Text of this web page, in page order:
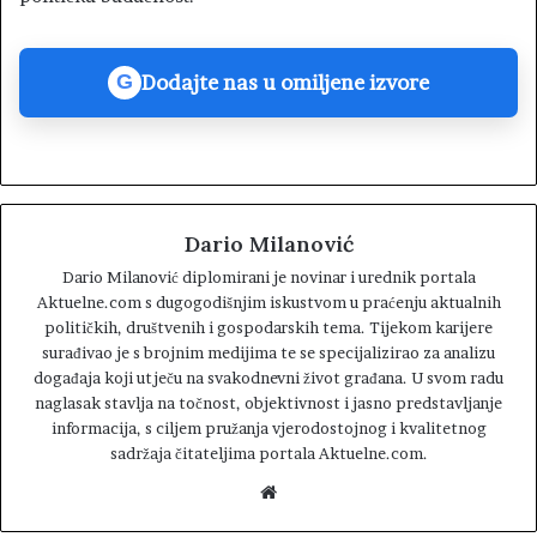
G Dodajte nas u omiljene izvore
Dario Milanović
Dario Milanović diplomirani je novinar i urednik portala
Aktuelne.com s dugogodišnjim iskustvom u praćenju aktualnih
političkih, društvenih i gospodarskih tema. Tijekom karijere
surađivao je s brojnim medijima te se specijalizirao za analizu
događaja koji utječu na svakodnevni život građana. U svom radu
naglasak stavlja na točnost, objektivnost i jasno predstavljanje
informacija, s ciljem pružanja vjerodostojnog i kvalitetnog
sadržaja čitateljima portala Aktuelne.com.